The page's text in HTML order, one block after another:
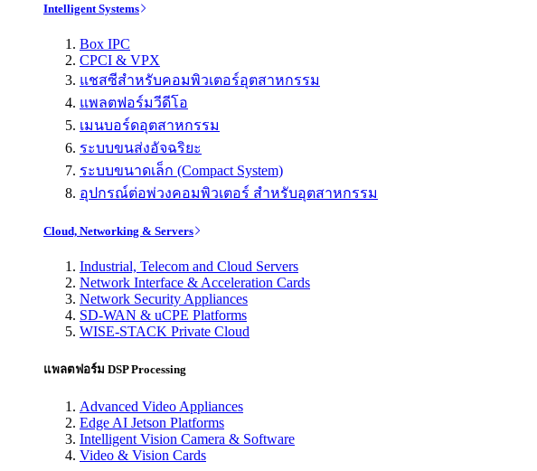
Intelligent Systems
Box IPC
CPCI & VPX
แชสซีสำหรับคอมพิวเตอร์อุตสาหกรรม
แพลตฟอร์มวีดีโอ
เมนบอร์ดอุตสาหกรรม
ระบบขนส่งอัจฉริยะ
ระบบขนาดเล็ก (Compact System)
อุปกรณ์ต่อพ่วงคอมพิวเตอร์ สำหรับอุตสาหกรรม
Cloud, Networking & Servers
Industrial, Telecom and Cloud Servers
Network Interface & Acceleration Cards
Network Security Appliances
SD-WAN & uCPE Platforms
WISE-STACK Private Cloud
แพลตฟอร์ม DSP Processing
Advanced Video Appliances
Edge AI Jetson Platforms
Intelligent Vision Camera & Software
Video & Vision Cards